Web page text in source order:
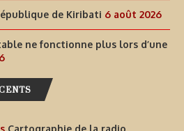
de Kiribati 6 août 2026
ne fonctionne plus lors d’une